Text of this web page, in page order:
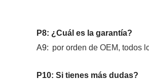
P8: ¿Cuál es la garantía?
A9: por orden de OEM, todos
P10: Si tienes más dudas?